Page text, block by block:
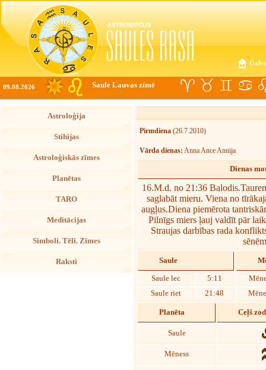
09.08.2026 Saule Lauvas zīmē
Astroloģija
Stihijas
Astroloģiskās zīmes
Planētas
TARO
Meditācijas
Simboli. Tēli. Zīmes
Raksti
Pirmdiena (26.7.2010)
Vārda dienas: Anna Ance Annija
Dienas
16.M.d. no 21:36
saglabāt mieru. Viena no
augļus.Diena piemērota
Pilnīgs miers ļauj valdīt pār
Straujas darbības rada
Saule
Saule lec
5:11
Saule riet
21:48
Planēta Ceļš
Saule
Mēness